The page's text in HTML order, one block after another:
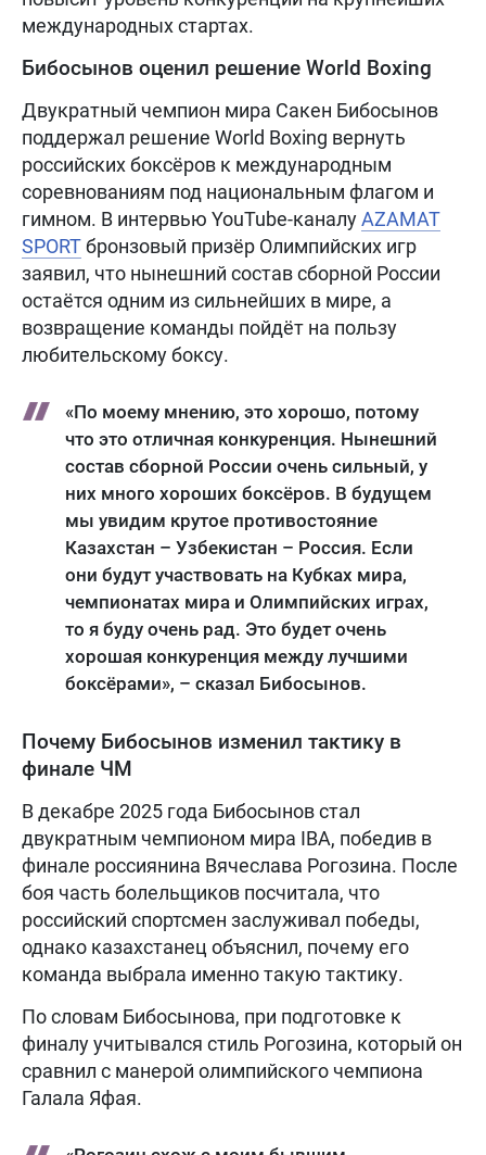
международных стартах.
Бибосынов оценил решение World Boxing
Двукратный чемпион мира Сакен Бибосынов
поддержал решение World Boxing вернуть
российских боксёров к международным
соревнованиям под национальным флагом и
гимном. В интервью YouTube-каналуAZAMAT
SPORTбронзовый призёр Олимпийских игр
заявил, что нынешний состав сборной России
остаётся одним из сильнейших в мире, а
возвращение команды пойдёт на пользу
любительскому боксу.
«По моему мнению, это хорошо, потому
что это отличная конкуренция. Нынешний
состав сборной России очень сильный, у
них много хороших боксёров. В будущем
мы увидим крутое противостояние
Казахстан – Узбекистан – Россия. Если
они будут участвовать на Кубках мира,
чемпионатах мира и Олимпийских играх,
то я буду очень рад. Это будет очень
хорошая конкуренция между лучшими
боксёрами», – сказал Бибосынов.
Почему Бибосынов изменил тактику в
финале ЧМ
В декабре 2025 года Бибосынов стал
двукратным чемпионом мира IBA, победив в
финале россиянина Вячеслава Рогозина. После
боя часть болельщиков посчитала, что
российский спортсмен заслуживал победы,
однако казахстанец объяснил, почему его
команда выбрала именно такую тактику.
По словам Бибосынова, при подготовке к
финалу учитывался стиль Рогозина, который он
сравнил с манерой олимпийского чемпиона
Галала Яфая.